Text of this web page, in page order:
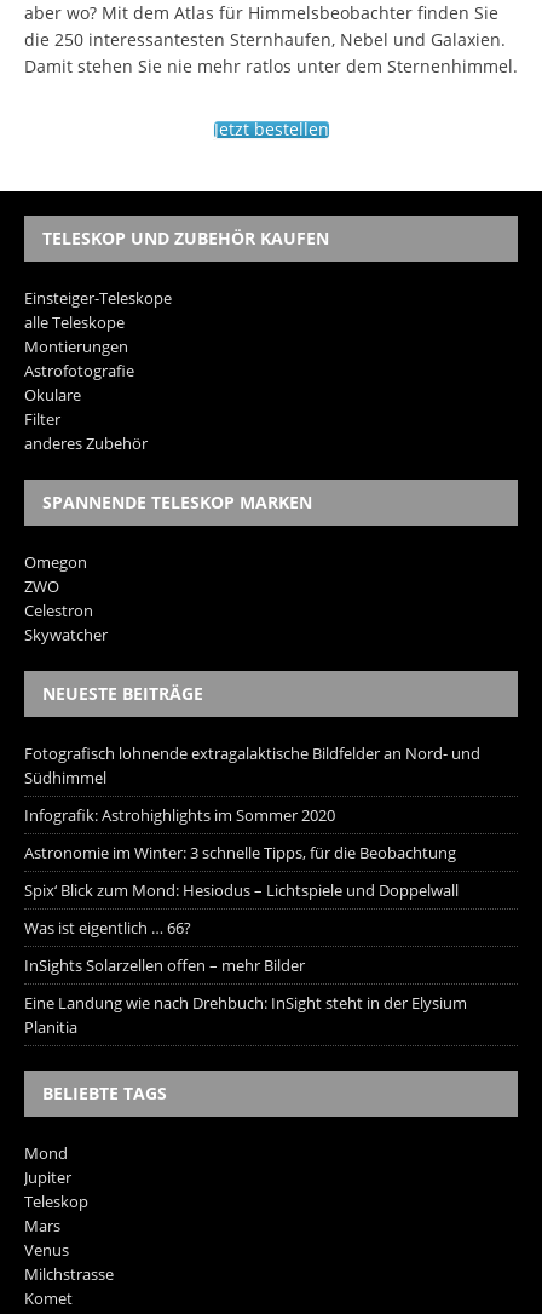
aber wo? Mit dem Atlas für Himmelsbeobachter finden Sie
die 250 interessantesten Sternhaufen, Nebel und Galaxien.
Damit stehen Sie nie mehr ratlos unter dem Sternenhimmel.
Jetzt bestellen
TELESKOP UND ZUBEHÖR KAUFEN
Einsteiger-Teleskope
alle Teleskope
Montierungen
Astrofotografie
Okulare
Filter
anderes Zubehör
SPANNENDE TELESKOP MARKEN
Omegon
ZWO
Celestron
Skywatcher
NEUESTE BEITRÄGE
Fotografisch lohnende extragalaktische Bildfelder an Nord- und
Südhimmel
Infografik: Astrohighlights im Sommer 2020
Astronomie im Winter: 3 schnelle Tipps, für die Beobachtung
Spix‘ Blick zum Mond: Hesiodus – Lichtspiele und Doppelwall
Was ist eigentlich … 66?
InSights Solarzellen offen – mehr Bilder
Eine Landung wie nach Drehbuch: InSight steht in der Elysium
Planitia
BELIEBTE TAGS
Mond
Jupiter
Teleskop
Mars
Venus
Milchstrasse
Komet